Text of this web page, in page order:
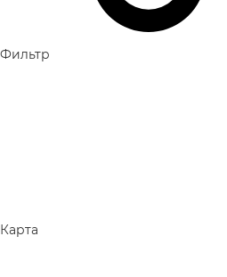
Фильтр
Карта